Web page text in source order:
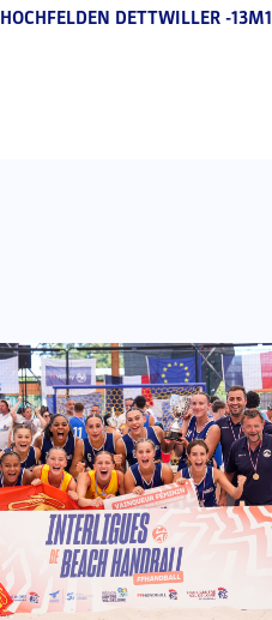
HOCHFELDEN DETTWILLER -13M1